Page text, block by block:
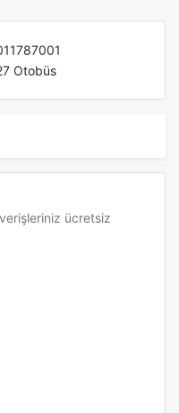
Otobüs
ücretsiz